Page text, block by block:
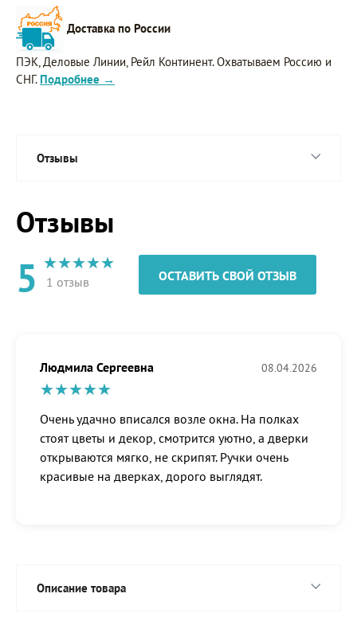
Доставка по России
ПЭК, Деловые Линии, Рейл Континент. Охватываем Россию и
СНГ. Подробнее →
Отзывы
Отзывы
5 1 отзыв ОСТАВИТЬ СВОЙ ОТЗЫВ
Людмила Сергеевна 08.04.2026
Очень удачно вписался возле окна. На полках
стоят цветы и декор, смотрится уютно, а дверки
открываются мягко, не скрипят. Ручки очень
красивые на дверках, дорого выглядят.
Описание товара